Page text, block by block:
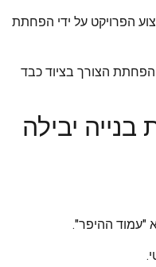
הפרויקט על ידי הפחתת
הצורך בציוד כבד
יבילה
"עמוד ההיפר".